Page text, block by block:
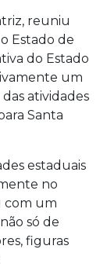
reuniu
Estado de
do Estado
um
atividades
Santa
estaduais
no
com um
só de
figuras